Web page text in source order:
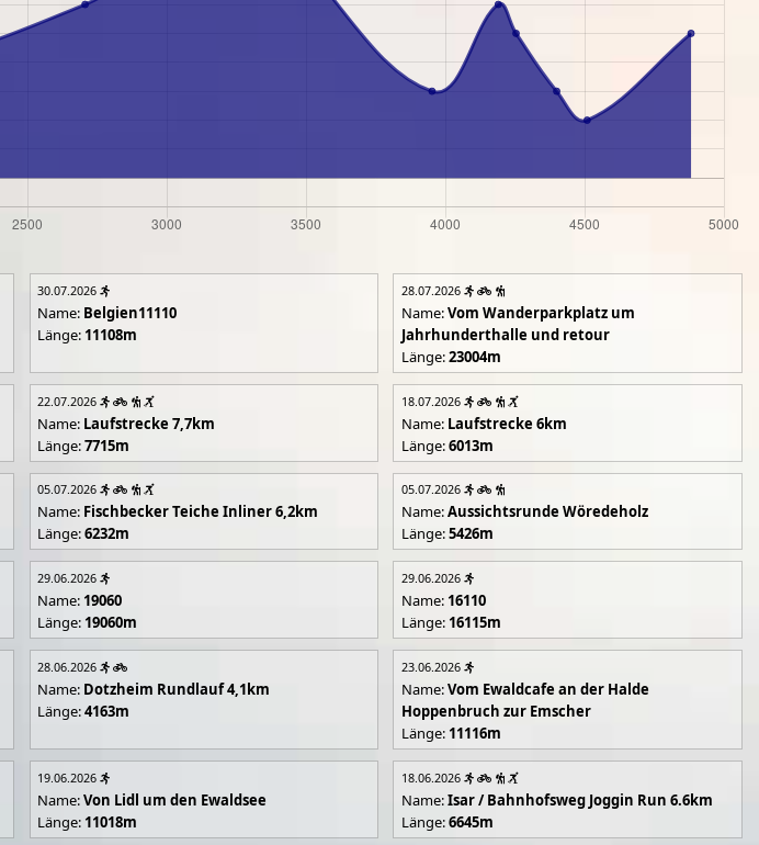
30.07.2026
Name: Belgien11110
Länge: 11108m
28.07.2026
Name:Vom Wanderparkplatz um
Jahrhunderthalle und retour
Länge:23004m
22.07.2026
Name: Laufstrecke 7,7km
Länge:7715m
18.07.2026
Name: Laufstrecke 6km
Länge:6013m
05.07.2026
Name: Fischbecker Teiche Inliner 6,2km
Länge:6232m
05.07.2026
Name:Aussichtsrunde Wöredeholz
Länge:5426m
29.06.2026
Name: 19060
Länge: 19060m
29.06.2026
Name: 16110
Länge: 16115m
28.06.2026
Name: Dotzheim Rundlauf 4,1km
Länge:4163m
23.06.2026
Name:Vom Ewaldcafe an der Halde
Hoppenbruch zur Emscher
Länge: 11116m
19.06.2026
Name:Von Lidl um den Ewaldsee
Länge: 11018m
18.06.2026
Name:Isar / Bahnhofsweg Joggin Run 6.6km
Länge:6645m